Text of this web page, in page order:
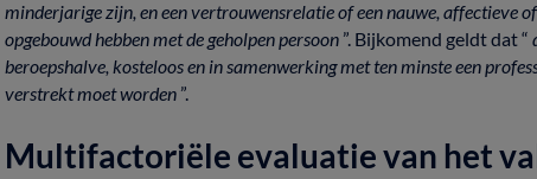
minderjarigezijn,eneenvertrouwensrelatieofeennauwe,affectieve
opgebouwdhebbenmetdegeholpenpersoon ”. Bijkomend geldtdat“
beroepshalve,kosteloosen insamenwerkingmettenminsteeen
verstrektmoetworden ”.
Multifactoriële evaluatievan het